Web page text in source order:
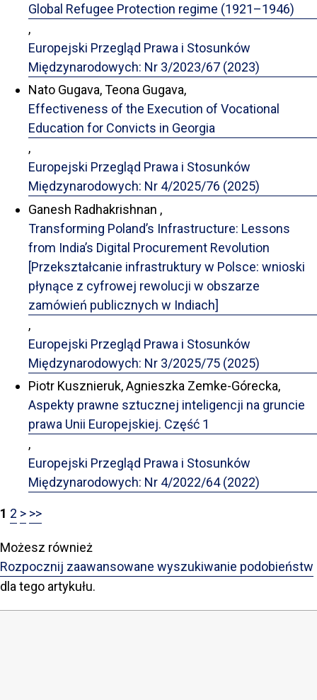
Global Refugee Protection regime (1921–1946)
,
Europejski Przegląd Prawa i Stosunków
Międzynarodowych: Nr 3/2023/67 (2023)
Nato Gugava, Teona Gugava,
Effectiveness of the Execution of Vocational
Education for Convicts in Georgia
,
Europejski Przegląd Prawa i Stosunków
Międzynarodowych: Nr 4/2025/76 (2025)
Ganesh Radhakrishnan ,
Transforming Poland’s Infrastructure: Lessons
from India’s Digital Procurement Revolution
[Przekształcanie infrastruktury w Polsce: wnioski
płynące z cyfrowej rewolucji w obszarze
zamówień publicznych w Indiach]
,
Europejski Przegląd Prawa i Stosunków
Międzynarodowych: Nr 3/2025/75 (2025)
Piotr Kusznieruk, Agnieszka Zemke-Górecka,
Aspekty prawne sztucznej inteligencji na gruncie
prawa Unii Europejskiej. Część 1
,
Europejski Przegląd Prawa i Stosunków
Międzynarodowych: Nr 4/2022/64 (2022)
1 2 > >>
Możesz również
Rozpocznij zaawansowane wyszukiwanie podobieństw
dla tego artykułu.